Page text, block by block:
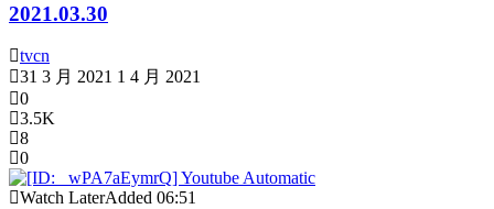
2021.03.30
tvcn
31 3 月 2021 1 4 月 2021
0
3.5K
8
0
Watch LaterAdded 06:51